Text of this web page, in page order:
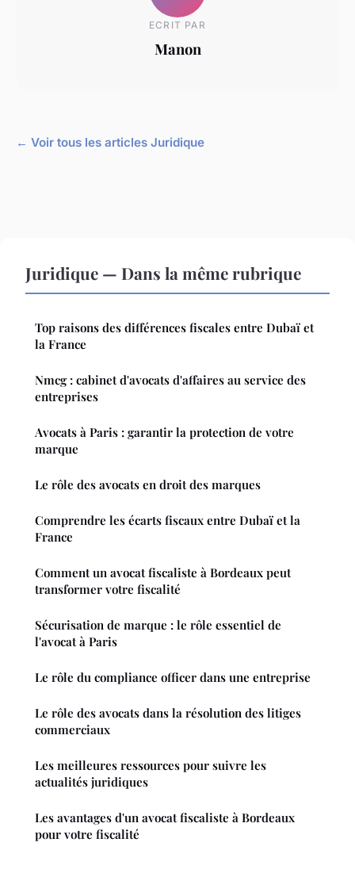
ECRIT PAR
Manon
← Voir tous les articles Juridique
Juridique — Dans la même rubrique
Top raisons des différences fiscales entre Dubaï et
la France
Nmcg : cabinet d'avocats d'affaires au service des
entreprises
Avocats à Paris : garantir la protection de votre
marque
Le rôle des avocats en droit des marques
Comprendre les écarts fiscaux entre Dubaï et la
France
Comment un avocat fiscaliste à Bordeaux peut
transformer votre fiscalité
Sécurisation de marque : le rôle essentiel de
l'avocat à Paris
Le rôle du compliance officer dans une entreprise
Le rôle des avocats dans la résolution des litiges
commerciaux
Les meilleures ressources pour suivre les
actualités juridiques
Les avantages d'un avocat fiscaliste à Bordeaux
pour votre fiscalité